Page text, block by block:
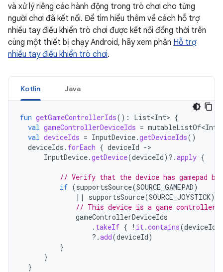
và xử lý riêng các hành động trong trò chơi cho từng
người chơi đã kết nối. Để tìm hiểu thêm về cách hỗ trợ
nhiều tay điều khiển trò chơi được kết nối đồng thời trên
cùng một thiết bị chạy Android, hãy xem phần Hỗ trợ
nhiều tay điều khiển trò chơi.
Kotlin Java
fun getGameControllerIds(): List<Int> {
val gameControllerDeviceIds = mutableListOf<Int>
val deviceIds = InputDevice.getDeviceIds()
deviceIds . forEach { deviceId -
InputDevice.getDevice(deviceId) ?.apply {
// Verify that the device has gamepad
if (supportsSource(SOURCE_GAMEPAD)
||
supportsSource(SOURCE_JOYSTICK))
// This device is a game
gameControllerDeviceIds
. takeIf { ! it.contains(deviceId
?.add(deviceId)
}
}
}